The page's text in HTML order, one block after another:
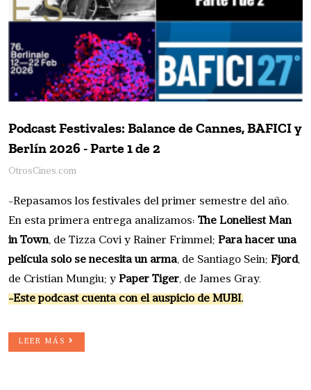
Podcast Festivales: Balance de Cannes, BAFICI y
Berlín 2026 - Parte 1 de 2
OtrosCines.com
-Repasamos los festivales del primer semestre del año.
En esta primera entrega analizamos: The Loneliest Man
in Town, de Tizza Covi y Rainer Frimmel; Para hacer una
película solo se necesita un arma, de Santiago Sein; Fjord,
de Cristian Mungiu; y Paper Tiger, de James Gray.
-Este podcast cuenta con el auspicio de MUBI.
LEER MÁS